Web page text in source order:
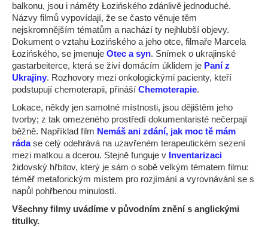
balkonu, jsou i náměty Łozińského zdánlivě jednoduché.
Názvy filmů vypovídají, že se často věnuje těm
nejskromnějším tématům a nachází ty nejhlubší objevy.
Dokument o vztahu Łozińského a jeho otce, filmaře Marcela
Łozińského, se jmenuje Otec a syn. Snímek o ukrajinské
gastarbeiterce, která se živí domácím úklidem je Paní z
Ukrajiny. Rozhovory mezi onkologickými pacienty, kteří
podstupují chemoterapii, přináší Chemoterapie.
Lokace, někdy jen samotné místnosti, jsou dějištěm jeho
tvorby; z tak omezeného prostředí dokumentaristé nečerpají
běžně. Například film Nemáš ani zdání, jak moc tě mám
rádase celý odehrává na uzavřeném terapeutickém sezení
mezi matkou a dcerou. Stejně funguje v Inventarizaci
židovský hřbitov, který je sám o sobě velkým tématem filmu:
téměř metaforickým místem pro rozjímání a vyrovnávání se s
napůl pohřbenou minulostí.
Všechny filmy uvádíme v původním znění s anglickými
titulky.